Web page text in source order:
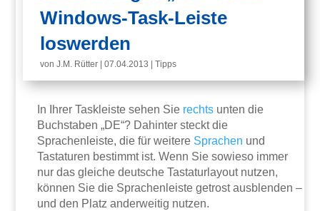
Windows-Task-Leiste
loswerden
vonJ.M. Rütter |07.04.2013 |Tipps
In Ihrer Taskleiste sehen Sie rechts unten die
Buchstaben „DE“? Dahinter steckt die
Sprachenleiste, die für weitere Sprachen und
Tastaturen bestimmt ist. Wenn Sie sowieso immer
nur das gleiche deutsche Tastaturlayout nutzen,
können Sie die Sprachenleiste getrost ausblenden –
und den Platz anderweitig nutzen.